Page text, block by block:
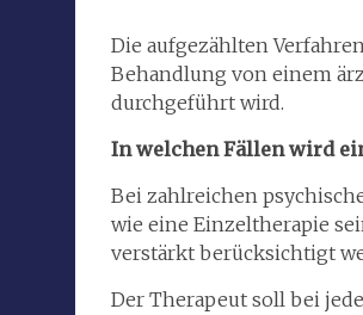
Die aufgezählten
Behandlung von einem
durchgeführt wird.
In welchen Fällen wird
Bei zahlreichen
wie eine Einzeltherapie
verstärkt berücksichtigt
Der Therapeut soll bei